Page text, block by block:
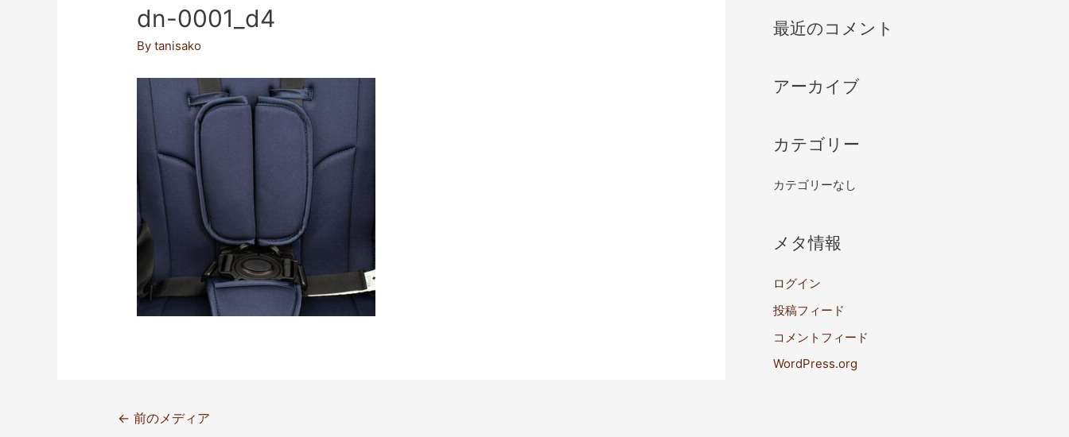
dn-0001_d4
Bytanisako
← 前のメディア
最近のコメント
アーカイブ
カテゴリー
カテゴリーなし
メタ情報
ログイン
投稿フィード
コメントフィード
WordPress.org